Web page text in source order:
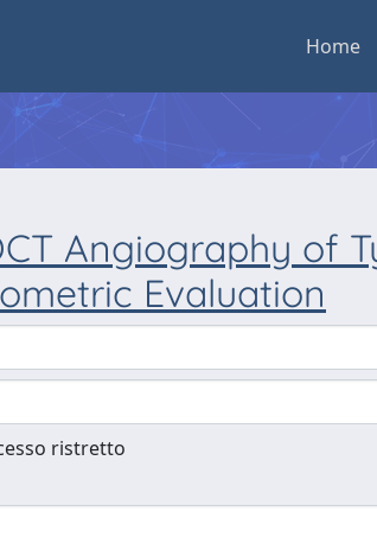
Home
Angiography of
Evaluation
ristretto